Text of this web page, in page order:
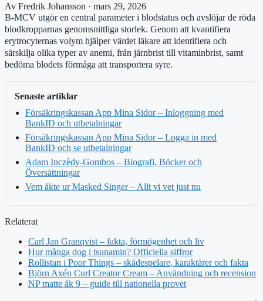
Av Fredrik Johansson · mars 29, 2026
B-MCV utgör en central parameter i blodstatus och avslöjar de röda
blodkropparnas genomsnittliga storlek. Genom att kvantifiera
erytrocyternas volym hjälper värdet läkare att identifiera och
särskilja olika typer av anemi, från järnbrist till vitaminbrist, samt
bedöma blodets förmåga att transportera syre.
Senaste artiklar
Försäkringskassan App Mina Sidor – Inloggning med
BankID och utbetalningar
Försäkringskassan App Mina Sidor – Logga in med
BankID och se utbetalningar
Adam Inczèdy-Gombos – Biografi, Böcker och
Översättningar
Vem åkte ur Masked Singer – Allt vi vet just nu
Relaterat
Carl Jan Granqvist – fakta, förmögenhet och liv
Hur många dog i tsunamin? Officiella siffror
Rollistan i Poor Things – skådespelare, karaktärer och fakta
Björn Axén Curl Creator Cream – Användning och recension
NP matte åk 9 – guide till nationella provet